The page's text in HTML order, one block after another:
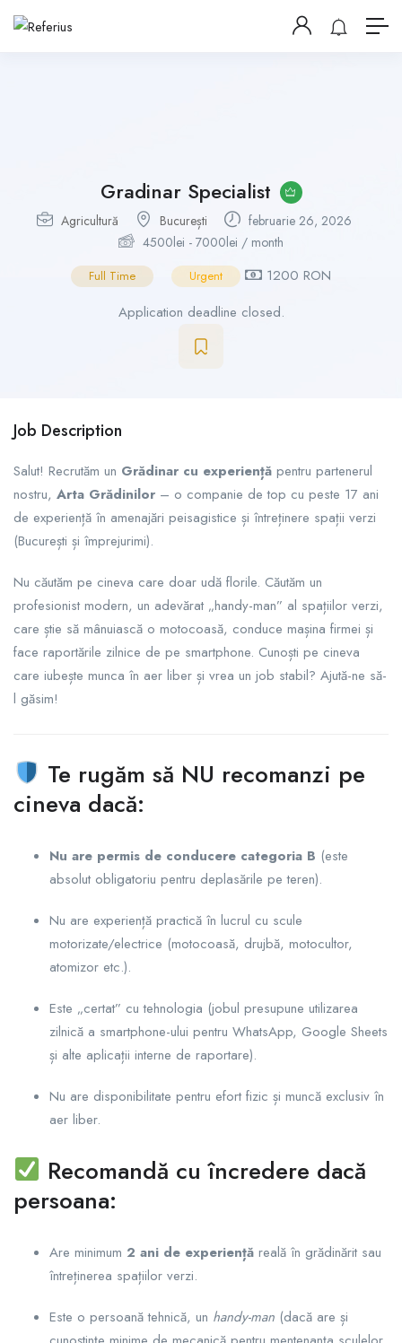
Gradinar Specialist
Agricultură București
februarie 26, 2026
4500lei - 7000lei / month
Full Time Urgent
1200 RON
Application deadline closed.
Job Description
Salut! Recrutăm un Grădinar cu experiență pentru partenerul
nostru, Arta Grădinilor – o companie de top cu peste 17 ani
de experiență în amenajări peisagistice și întreținere spații verzi
(București și împrejurimi).
Nu căutăm pe cineva care doar udă florile. Căutăm un
profesionist modern, un adevărat „handy-man” al spațiilor verzi,
care știe să mânuiască o motocoasă, conduce mașina firmei și
face raportările zilnice de pe smartphone. Cunoști pe cineva
care iubește munca în aer liber și vrea un job stabil? Ajută-ne să-
l găsim!
Te rugăm să NU recomanzi pe
cineva dacă:
Nu are permis de conducere categoria B (este
absolut obligatoriu pentru deplasările pe teren).
Nu are experiență practică în lucrul cu scule
motorizate/electrice (motocoasă, drujbă, motocultor,
atomizor etc.).
Este „certat” cu tehnologia (jobul presupune utilizarea
zilnică a smartphone-ului pentru WhatsApp, Google Sheets
și alte aplicații interne de raportare).
Nu are disponibilitate pentru efort fizic și muncă exclusiv în
aer liber.
Recomandă cu încredere dacă
persoana:
Are minimum 2 ani de experiență reală în grădinărit sau
întreținerea spațiilor verzi.
Este o persoană tehnică, un handy-man (dacă are și